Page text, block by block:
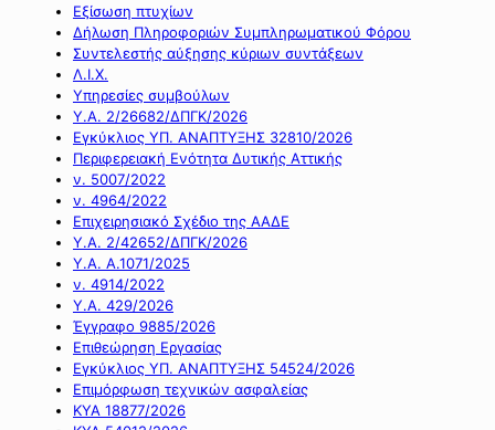
Εξίσωση πτυχίων
Δήλωση Πληροφοριών Συμπληρωματικού Φόρου
Συντελεστής αύξησης κύριων συντάξεων
Λ.Ι.Χ.
Υπηρεσίες συμβούλων
Υ.Α. 2/26682/ΔΠΓΚ/2026
Εγκύκλιος ΥΠ. ΑΝΑΠΤΥΞΗΣ 32810/2026
Περιφερειακή Ενότητα Δυτικής Αττικής
ν. 5007/2022
ν. 4964/2022
Επιχειρησιακό Σχέδιο της ΑΑΔΕ
Υ.Α. 2/42652/ΔΠΓΚ/2026
Υ.Α. Α.1071/2025
ν. 4914/2022
Υ.Α. 429/2026
Έγγραφο 9885/2026
Επιθεώρηση Εργασίας
Εγκύκλιος ΥΠ. ΑΝΑΠΤΥΞΗΣ 54524/2026
Επιμόρφωση τεχνικών ασφαλείας
ΚΥΑ 18877/2026